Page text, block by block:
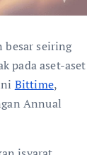
seiring
pada aset-aset
Bittime,
Annual